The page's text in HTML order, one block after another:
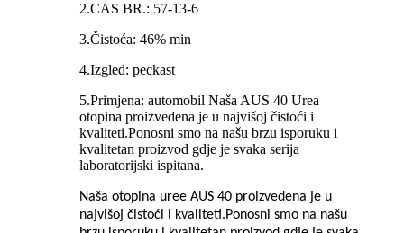
2.CAS BR.: 57-13-6
3.Čistoća: 46% min
4.Izgled: peckast
5.Primjena: automobil Naša AUS 40 Urea
otopina proizvedena je u najvišoj čistoći i
kvaliteti.Ponosni smo na našu brzu isporuku i
kvalitetan proizvod gdje je svaka serija
laboratorijski ispitana.
Naša otopina uree AUS 40 proizvedena je u
najvišoj čistoći i kvaliteti.Ponosni smo na našu